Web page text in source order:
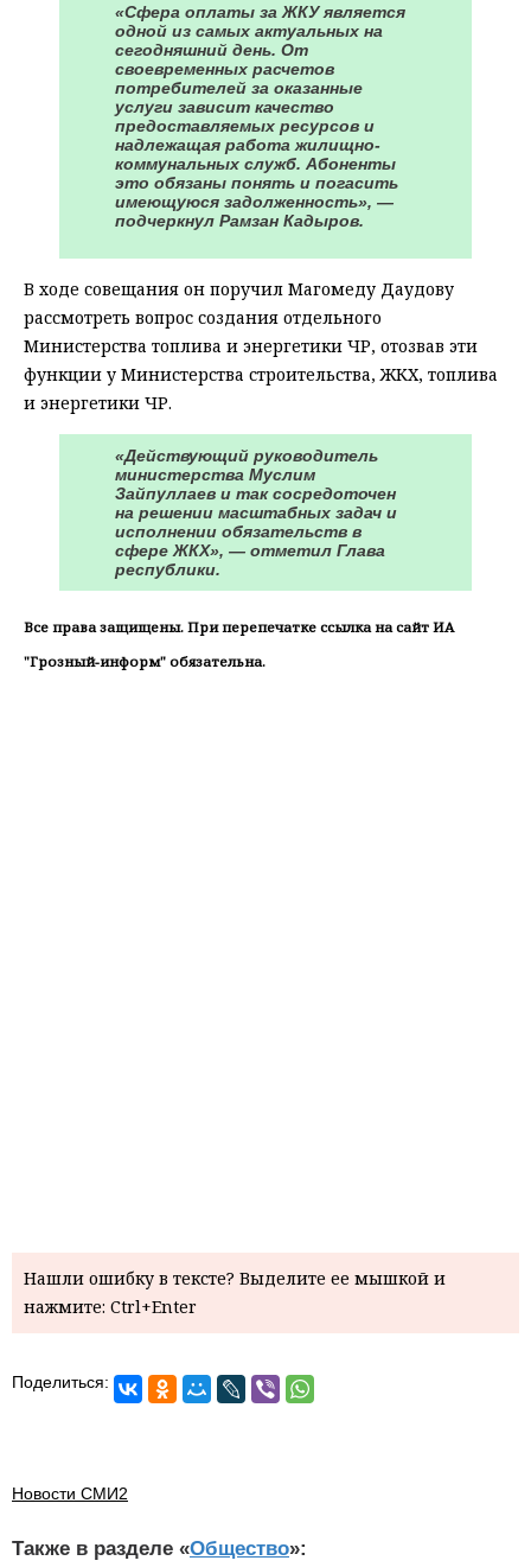
«Сфера оплаты за ЖКУ является
одной из самых актуальных на
сегодняшний день. От
своевременных расчетов
потребителей за оказанные
услуги зависит качество
предоставляемых ресурсов и
надлежащая работа жилищно-
коммунальных служб. Абоненты
это обязаны понять и погасить
имеющуюся задолженность», —
подчеркнул Рамзан Кадыров.
В ходе совещания он поручил Магомеду Даудову
рассмотреть вопрос создания отдельного
Министерства топлива и энергетики ЧР, отозвав эти
функции у Министерства строительства, ЖКХ, топлива
и энергетики ЧР.
«Действующий руководитель
министерства Муслим
Зайпуллаев и так сосредоточен
на решении масштабных задач и
исполнении обязательств в
сфере ЖКХ», — отметил Глава
республики.
Все права защищены. При перепечатке ссылка на сайт ИА
"Грозный-информ" обязательна.
Нашли ошибку в тексте? Выделите ее мышкой и
нажмите: Ctrl+Enter
Поделиться:
Новости СМИ2
Также в разделе «Общество»: